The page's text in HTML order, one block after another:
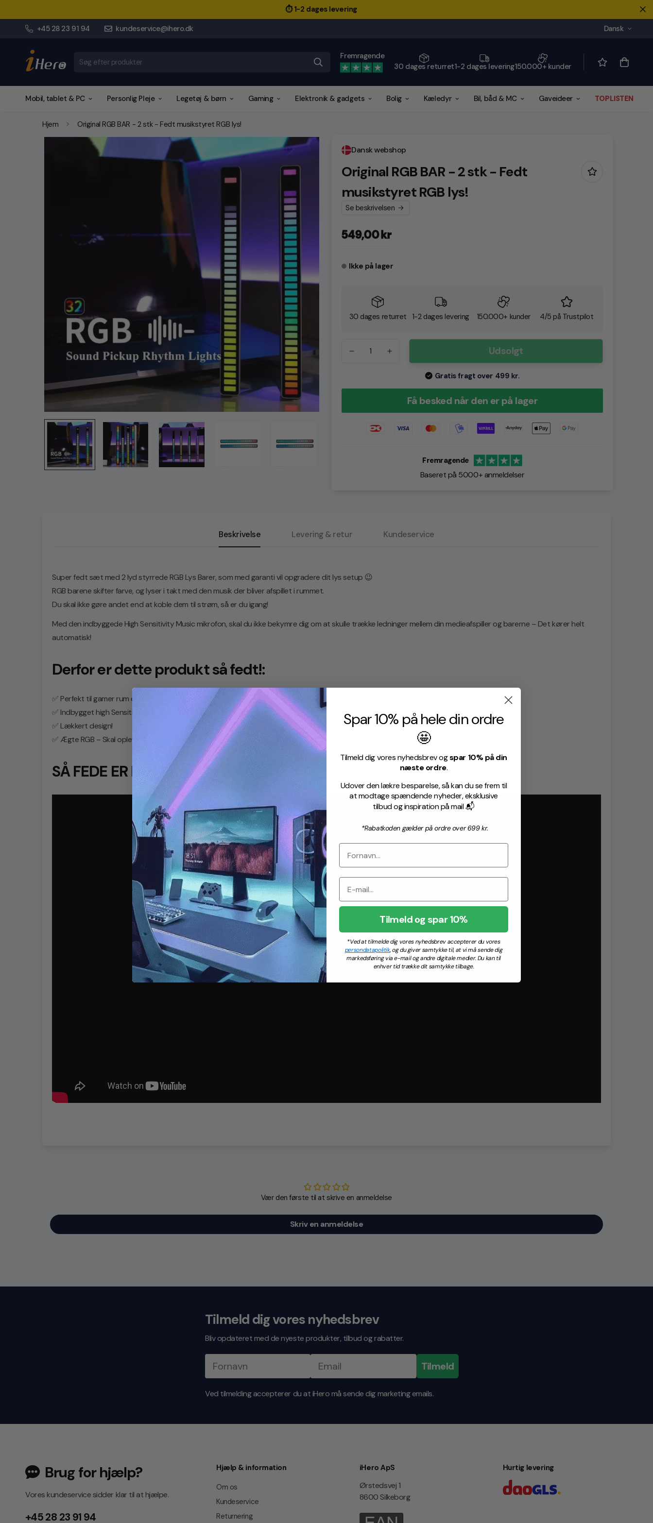
⏱️ 1-2 dages levering
+45 28 23 91 94
kundeservice@ihero.dk Dansk
Søg efter produkter
Fremragende
30 dages returret1-2 dages levering150.000+ kunder
Mobil, tablet & PC Personlig Pleje Legetøj & børn Gaming Elektronik & gadgets Bolig Kæledyr Bil, båd & MC Gaveideer TOPLISTEN
Hjem Original RGB BAR - 2 stk - Fedt musikstyret RGB lys!
Dansk webshop
Original RGB BAR - 2 stk - Fedt
musikstyret RGB lys!
Se beskrivelsen
Normalpris
549,00 kr
Ikke på lager
30 dages returret 1-2 dages levering 150.000+ kunder 4/5 på Trustpilot
Udsolgt
Gratis fragt over 499 kr.
Få besked når den er på lager
Fremragende
Baseret på 5000+ anmeldelser
Beskrivelse Levering & retur Kundeservice
Super fedt sæt med 2 lyd styrrede RGB Lys Barer, som med garanti vil opgradere dit lys setup 😉
RGB barene skifter farve, og lyser i takt med den musik der bliver afspillet i rummet.
Du skal ikke gøre andet end at koble dem til strøm, så er du igang!
Med den indbyggede High Sensitivity Music mikrofon, skal du ikke bekymre dig om at skulle trække ledninger mellem din medieafspiller og barerne – Det kører helt
automatisk!
Derfor er dette produkt så fedt!:
✅ Perfekt til gamer rum eller stuen!
✅ Indbygget high Sensitivity Music mikrofon
✅ Lækkert design!
✅ Ægte RGB – Skal opleves!
SÅ FEDE ER DE:
Vær den første til at skrive en anmeldelse
Skriv en anmeldelse
Tilmeld dig vores nyhedsbrev
Bliv opdateret med de nyeste produkter, tilbud og rabatter.
Tilmeld
Ved tilmelding accepterer du at iHero må sende dig marketing emails.
Brug for hjælp?
Vores kundeservice sidder klar til at hjælpe.
+45 28 23 91 94
Hjælp & information
Om os
Kundeservice
Returnering
iHero ApS
Ørstedsvej 1
8600 Silkeborg
Hurtig levering
Spar 10% på hele din ordre
🤩
Tilmeld dig vores nyhedsbrev ogspar 10% på din
næste ordre.
Udover den lækre besparelse, så kan du se frem til
at modtage spændende nyheder, eksklusive
tilbud og inspiration på mail 📬
*Rabatkoden gælder på ordre over 699 kr.
Tilmeld og spar 10%
*Ved at tilmelde dig vores nyhedsbrev accepterer du vores
persondatapolitik, og du giver samtykke til, at vi må sende dig
markedsføring via e-mail og andre digitale medier. Du kan til
enhver tid trække dit samtykke tilbage.